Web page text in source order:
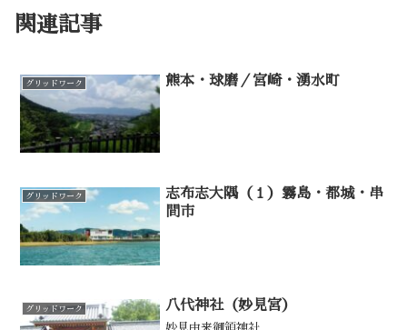
関連記事
グリッドワーク 熊本・球磨／宮崎・湧水町
グリッドワーク
志布志大隅（１）霧島・都城・串
間市
グリッドワーク 八代神社（妙見宮）
妙見由来御領神社